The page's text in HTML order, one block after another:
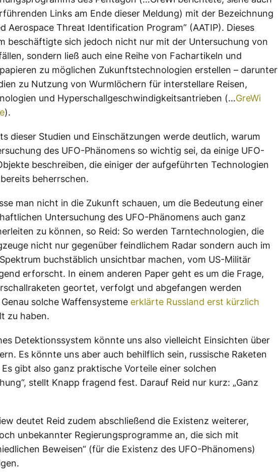
Links am Ende dieser Meldung) mit der Bezeichnung
Aerospace Threat Identification Program” (AATIP). Dieses
beschäftigte sich jedoch nicht nur mit der Untersuchung von
sondern ließ auch eine Reihe von Fachartikeln und
zu möglichen Zukunftstechnologien erstellen – darunter
zu Nutzung von Wurmlöchern für interstellare Reisen,
und Hyperschallgeschwindigkeitsantrieben (…GreWi
).
dieser Studien und Einschätzungen werde deutlich, warum
des UFO-Phänomens so wichtig sei, da einige UFO-
beschreiben, die einiger der aufgeführten Technologien
beherrschen.
man nicht in die Zukunft schauen, um die Bedeutung einer
Untersuchung des UFO-Phänomens auch ganz
zu können, so Reid: So werden Tarntechnologien, die
nicht nur gegenüber feindlichem Radar sondern auch im
buchstäblich unsichtbar machen, vom US-Militär
erforscht. In einem anderen Paper geht es um die Frage,
geortet, verfolgt und abgefangen werden
solche Waffensysteme erklärte Russland erst kürzlich
zu haben.
Detektionssystem könnte uns also vielleicht Einsichten über
Es könnte uns aber auch behilflich sein, russische Raketen
gibt also ganz praktische Vorteile einer solchen
stellt Knapp fragend fest. Darauf Reid nur kurz: „Ganz
deutet Reid zudem abschließend die Existenz weiterer,
unbekannter Regierungsprogramme an, die sich mit
Beweisen“ (für die Existenz des UFO-Phänomens)